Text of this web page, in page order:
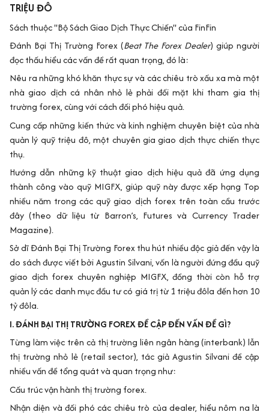
TRIỆU ĐÔ
Sách thuộc "Bộ Sách Giao Dịch Thực Chiến" của FinFin
Đánh Bại Thị Trường Forex (Beat The Forex Dealer) giúp người
đọc thấu hiểu các vấn đề rất quan trọng, đó là:
Nêu ra những khó khăn thực sự và các chiêu trò xấu xa mà một
nhà giao dịch cá nhân nhỏ lẻ phải đối mặt khi tham gia thị
trường forex, cùng với cách đối phó hiệu quả.
Cung cấp những kiến thức và kinh nghiệm chuyên biệt của nhà
quản lý quỹ triệu đô, một chuyên gia giao dịch thực chiến thực
thụ.
Hướng dẫn những kỹ thuật giao dịch hiệu quả đã ứng dụng
thành công vào quỹ MIGFX, giúp quỹ này được xếp hạng Top
nhiều năm trong các quỹ giao dịch forex trên toàn cầu trước
đây (theo dữ liệu từ Barron’s, Futures và Currency Trader
Magazine).
Sở dĩ Đánh Bại Thị Trường Forex thu hút nhiều độc giả đến vậy là
do sách được viết bởi Agustin Silvani, vốn là người đứng đầu quỹ
giao dịch forex chuyên nghiệp MIGFX, đồng thời còn hỗ trợ
quản lý các danh mục đầu tư có giá trị từ 1 triệu đôla đến hơn 10
tỷ đôla.
I. ĐÁNH BẠI THỊ TRƯỜNG FOREX ĐỀ CẬP ĐẾN VẤN ĐỀ GÌ?
Từng làm việc trên cả thị trường liên ngân hàng (interbank) lẫn
thị trường nhỏ lẻ (retail sector), tác giả Agustin Silvani đề cập
nhiều vấn đề tổng quát và quan trọng như:
Cấu trúc vận hành thị trường forex.
Nhận diện và đối phó các chiêu trò của dealer, hiểu nôm na là